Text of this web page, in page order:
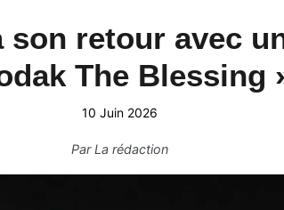
son retour avec
The Blessing
10 Juin 2026
ParLa rédaction